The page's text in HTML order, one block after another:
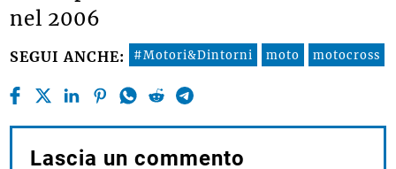
Il campo cross di Casalfiumanese